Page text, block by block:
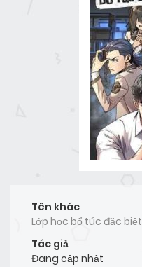
Tên khác
Lớp học bổ túc đặc biệt
Tác giả
Đang cập nhật